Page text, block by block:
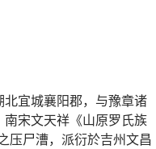
宜城襄阳郡，与豫章诸
宋文天祥《山原罗氏族
压尸漕，派衍於吉州文昌